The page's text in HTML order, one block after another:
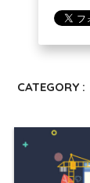
CATEGORY :